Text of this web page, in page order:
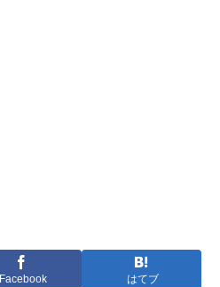
Facebook はてブ